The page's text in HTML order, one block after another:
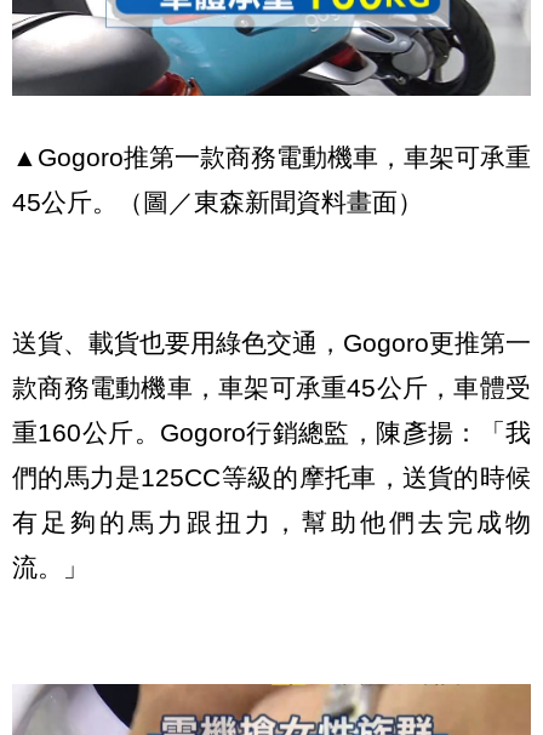
▲Gogoro推第一款商務電動機車，車架可承重
45公斤。（圖／東森新聞資料畫面）
送貨、載貨也要用綠色交通，Gogoro更推第一
款商務電動機車，車架可承重45公斤，車體受
重160公斤。Gogoro行銷總監，陳彥揚：「我
們的馬力是125CC等級的摩托車，送貨的時候
有足夠的馬力跟扭力，幫助他們去完成物
流。」